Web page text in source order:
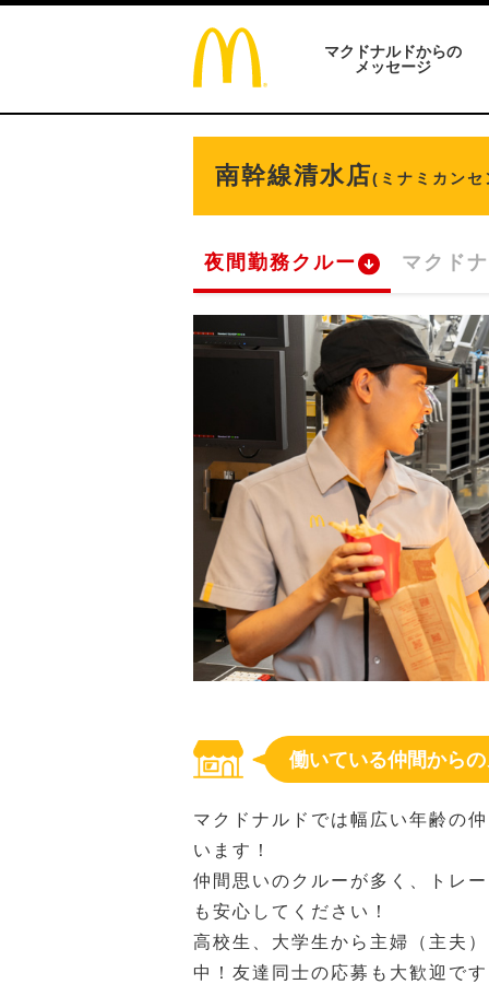
マクドナルドからの
メッセージ
南幹線清水店(ミナミカン
夜間勤務クルー マクド
働いている仲間から
マクドナルドでは幅広い年齢の
います！
仲間思いのクルーが多く、トレ
も安心してください！
高校生、大学生から主婦（主夫
中！友達同士の応募も大歓迎で